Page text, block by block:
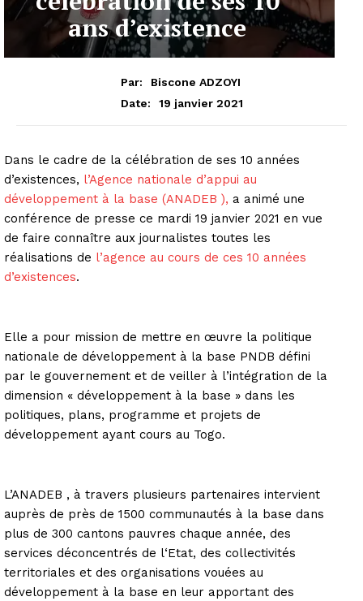
ans d’existence
Par:
Biscone ADZOYI
Date:
19 janvier 2021
Dans le cadre de la célébration de ses 10 années
d’existences, l’Agence nationale d’appui au
développement à la base (ANADEB ), a animé une
conférence de presse ce mardi 19 janvier 2021 en vue
de faire connaître aux journalistes toutes les
réalisations de l’agence au cours de ces 10 années
d’existences.
Elle a pour mission de mettre en œuvre la politique
nationale de développement à la base PNDB défini
par le gouvernement et de veiller à l’intégration de la
dimension « développement à la base » dans les
politiques, plans, programme et projets de
développement ayant cours au Togo.
L’ANADEB , à travers plusieurs partenaires intervient
auprès de près de 1500 communautés à la base dans
plus de 300 cantons pauvres chaque année, des
services déconcentrés de l‘Etat, des collectivités
territoriales et des organisations vouées au
développement à la base en leur apportant des